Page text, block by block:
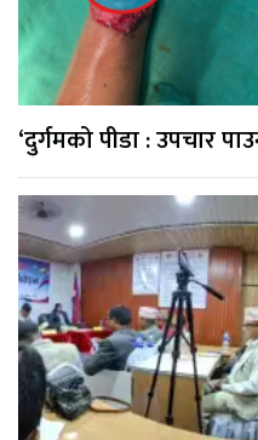
‘दुर्गमको पीडा : उपचार